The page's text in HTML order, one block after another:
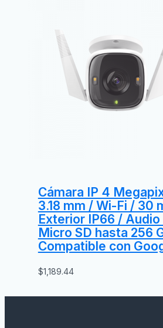
Cámara IP 4
3.18 mm / Wi-Fi / 30
Exterior IP66 /
Micro SD hasta 256
Compatible con
$1,189.44